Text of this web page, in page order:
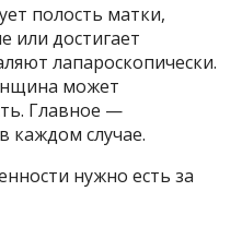
полость матки,
или достигает
лапароскопически.
может
Главное —
каждом случае.
нужно есть за